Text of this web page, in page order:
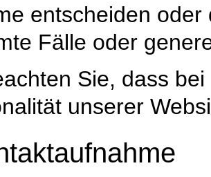
entscheiden
Fälle oder
Sie, dass
unserer